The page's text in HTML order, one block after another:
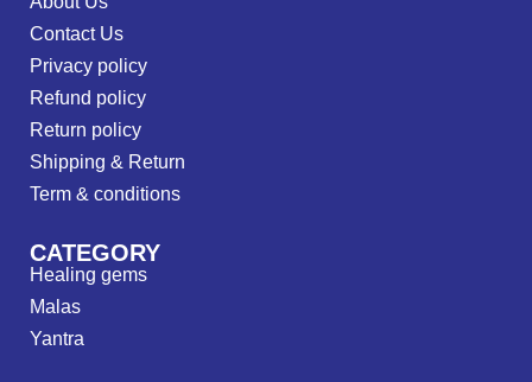
Contact Us
Privacy policy
Refund policy
Return policy
Shipping & Return
Term & conditions
CATEGORY
Healing gems
Malas
Yantra